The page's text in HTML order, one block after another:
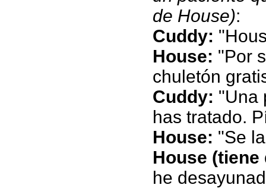
de House):
Cuddy:
House: "Por
chuletón
Cuddy: "Una
has tratado.
House: "Se
House (tiene
he